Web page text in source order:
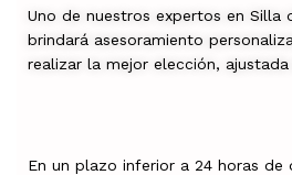
Uno de nuestros expertos en Silla
brindará asesoramiento
realizar la mejor elección,
En un plazo inferior a 24 horas de